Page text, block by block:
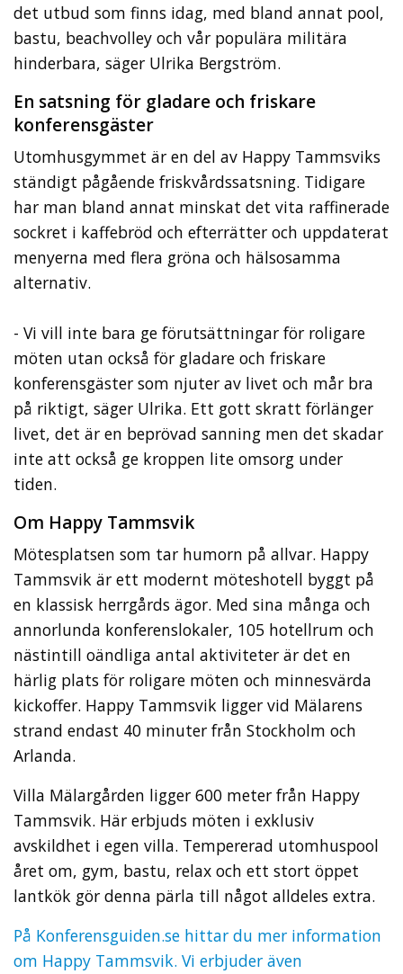
det utbud som finns idag, med bland annat pool,
bastu, beachvolley och vår populära militära
hinderbara, säger Ulrika Bergström.
En satsning för gladare och friskare
konferensgäster
Utomhusgymmet är en del av Happy Tammsviks
ständigt pågående friskvårdssatsning. Tidigare
har man bland annat minskat det vita raffinerade
sockret i kaffebröd och efterrätter och uppdaterat
menyerna med flera gröna och hälsosamma
alternativ.
- Vi vill inte bara ge förutsättningar för roligare
möten utan också för gladare och friskare
konferensgäster som njuter av livet och mår bra
på riktigt, säger Ulrika. Ett gott skratt förlänger
livet, det är en beprövad sanning men det skadar
inte att också ge kroppen lite omsorg under
tiden.
Om Happy Tammsvik
Mötesplatsen som tar humorn på allvar. Happy
Tammsvik är ett modernt möteshotell byggt på
en klassisk herrgårds ägor. Med sina många och
annorlunda konferenslokaler, 105 hotellrum och
nästintill oändliga antal aktiviteter är det en
härlig plats för roligare möten och minnesvärda
kickoffer. Happy Tammsvik ligger vid Mälarens
strand endast 40 minuter från Stockholm och
Arlanda.
Villa Mälargården ligger 600 meter från Happy
Tammsvik. Här erbjuds möten i exklusiv
avskildhet i egen villa. Tempererad utomhuspool
året om, gym, bastu, relax och ett stort öppet
lantkök gör denna pärla till något alldeles extra.
På Konferensguiden.se hittar du mer information
om Happy Tammsvik. Vi erbjuder även